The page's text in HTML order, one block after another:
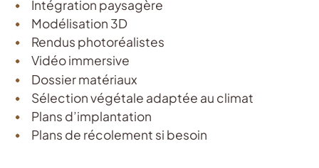
Intégration paysagère
Modélisation 3D
Rendus photoréalistes
Vidéo immersive
Dossier matériaux
Sélection végétale adaptée au climat
Plans d’implantation
Plans de récolement si besoin